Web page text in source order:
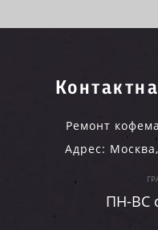
Ремонт
Адрес: Москва,
ПН-ВC